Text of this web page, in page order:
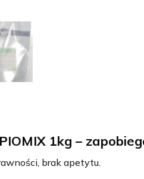
1kg –
brak apetytu.